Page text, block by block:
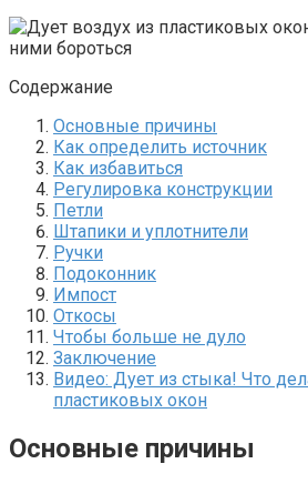
Содержание
Основные причины
Как определить источник
Как избавиться
Регулировка конструкции
Петли
Штапики и уплотнители
Ручки
Подоконник
Импост
Откосы
Чтобы больше не дуло
Заключение
Видео: Дует из стыка! Что
пластиковых окон
Основные причины